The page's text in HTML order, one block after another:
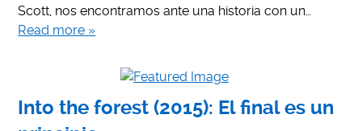
Scott, nos encontramos ante una historia con un…
Read more »
Into the forest (2015): El final es un